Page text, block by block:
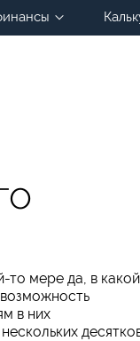
то мере да, в
в них